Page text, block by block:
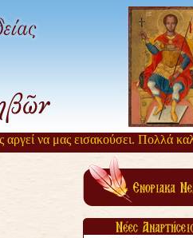
να μας εισακούσει. Πολλά